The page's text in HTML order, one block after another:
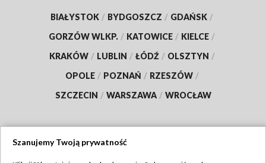
BIAŁYSTOK / BYDGOSZCZ / GDAŃSK /
GORZÓW WLKP. / KATOWICE / KIELCE /
KRAKÓW / LUBLIN / ŁÓDŹ / OLSZTYN /
OPOLE / POZNAŃ / RZESZÓW /
SZCZECIN / WARSZAWA / WROCŁAW
Szanujemy Twoją prywatność